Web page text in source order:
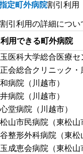
定町外病院割引利
引利用の詳細につい
利用できる町外病院
医科大学総合医療セ
会総合クリニック・
病院（ 川越市）
病院（川越市）
堂病院（川越市）
山市民病院（東松
整形外科病院（東松
成恵会病院（東松山